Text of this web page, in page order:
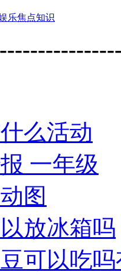
乐焦点知识
么活动
一年级
图
放冰箱吗
可以吃